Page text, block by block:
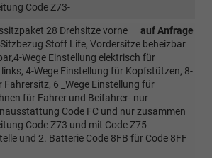
Code Z73-
auf Anfrage
28 Drehsitze vorne
Stoff Life, Vordersitze beheizbar
Wege Einstellung elektrisch für
4-Wege Einstellung für Kopfstützen, 8-
Fahrersitz, 6 _Wege Einstellung für
für Fahrer und Beifahrer- nur
Code FC und nur zusammen
Code Z73 und mit Code Z75
und 2. Batterie Code 8FB für Code 8FF